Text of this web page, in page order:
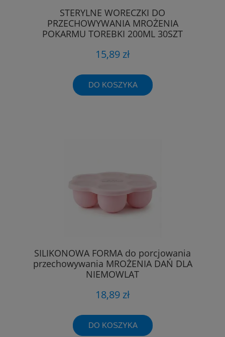
STERYLNE WORECZKI DO
PRZECHOWYWANIA MROŻENIA
POKARMU TOREBKI 200ML 30SZT
15,89 zł
DO KOSZYKA
SILIKONOWA FORMA do porcjowania
przechowywania MROŻENIA DAŃ DLA
NIEMOWLĄT
18,89 zł
DO KOSZYKA